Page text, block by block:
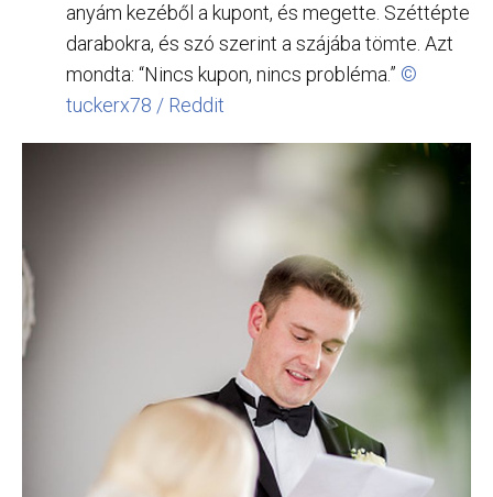
anyám kezéből a kupont, és megette. Széttépte
darabokra, és szó szerint a szájába tömte. Azt
mondta: “Nincs kupon, nincs probléma.” ©
tuckerx78 / Reddit